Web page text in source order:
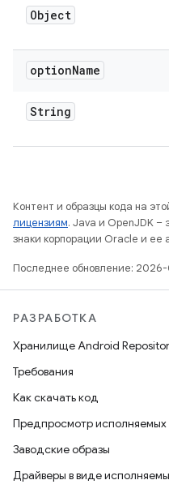
Object
optionName
String
Контент и образцы кода на
лицензиям. Java и OpenJDK –
знаки корпорации Oracle и
Последнее обновление:
РАЗРАБОТКА
Хранилище Android
Требования
Как скачать код
Предпросмотр исполняемых
Заводские образы
Драйверы в виде